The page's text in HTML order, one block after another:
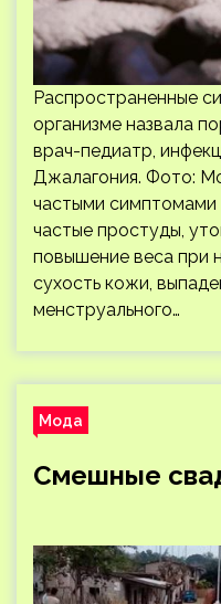
Распространенные
организме назвала
врач-педиатр,
Джалагония. Фото:
частыми симптомами
частые простуды,
повышение веса при
сухость кожи,
менструального…
Мода
Смешные